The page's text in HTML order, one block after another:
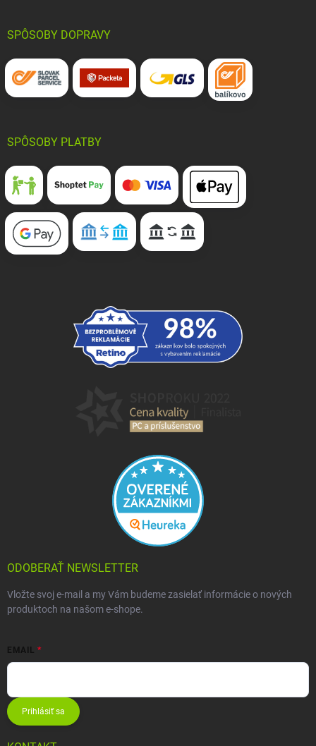
SPÔSOBY DOPRAVY
SPÔSOBY PLATBY
ODOBERAŤ NEWSLETTER
Vložte svoj e-mail a my Vám budeme zasielať informácie o nových
produktoch na našom e-shope.
EMAIL
Prihlásiť sa